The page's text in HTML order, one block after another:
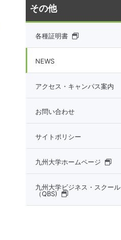
その他
各種証明書
NEWS
アクセス・キャンパス案内
お問い合わせ
サイトポリシー
九州大学ホームページ
九州大学ビジネス・スクール
（QBS)